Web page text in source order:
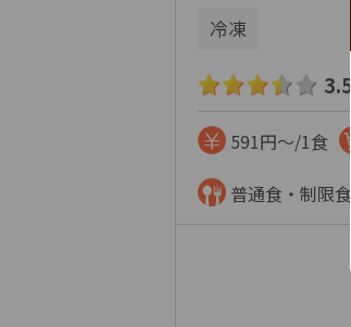
冷凍
3.5
591円～/1食
普通食・制限食